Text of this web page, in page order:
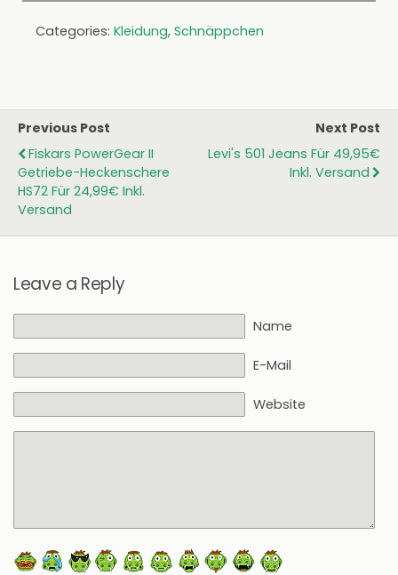
Categories: Kleidung, Schnäppchen
Previous Post
Fiskars PowerGear II
Getriebe-Heckenschere
HS72 Für 24,99€ Inkl.
Versand
Next Post
Levi's 501 Jeans Für 49,95€
Inkl. Versand
Leave a Reply
Name
E-Mail
Website